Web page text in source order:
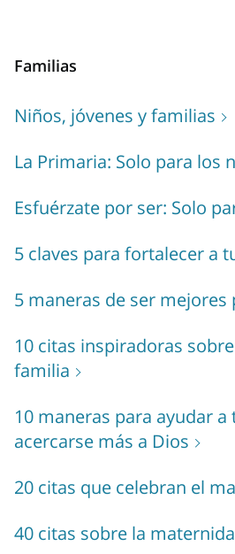
Familias
Niños, jóvenes y familias
La Primaria: Solo para los
Esfuérzate por ser: Solo
5 claves para fortalecer a
5 maneras de ser mejores
10 citas inspiradoras
familia
10 maneras para ayudar a
acercarse más a Dios
20 citas que celebran el
40 citas sobre la